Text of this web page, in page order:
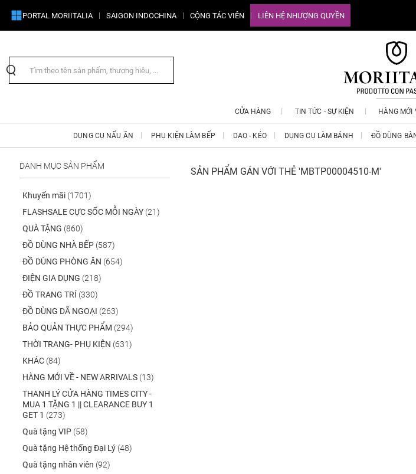
PORTAL MORIITALIA SAIGON INDOCHINA CỘNG TÁC VIÊN LIÊN HỆ NHƯỢNG QUYỀN
CỬA HÀNG TIN TỨC - SỰ KIỆN HÀNG MỚI
DỤNG CỤ NẤU ĂN PHỤ KIỆN LÀM BẾP DAO - KÉO DỤNG CỤ LÀM BÁNH ĐỒ DÙNG
DANH MỤC SẢN PHẨM
Khuyến mãi (1701)
FLASHSALE CỰC SỐC MỖI NGÀY (21)
QUÀ TẶNG (860)
ĐỒ DÙNG NHÀ BẾP (587)
ĐỒ DÙNG PHÒNG ĂN (654)
ĐIỆN GIA DỤNG (218)
ĐỒ TRANG TRÍ (330)
ĐỒ DÙNG DÃ NGOẠI (263)
BẢO QUẢN THỰC PHẨM (294)
THỜI TRANG- PHỤ KIỆN (631)
KHÁC (84)
HÀNG MỚI VỀ - NEW ARRIVALS (13)
THANH LÝ CỬA HÀNG TIMES CITY -
MUA 1 TẶNG 1 || CLEARANCE BUY 1
GET 1 (273)
Quà tặng VIP (58)
Quà tặng Hệ thống Đại Lý (48)
Quà tặng nhân viên (92)
SẢN PHẨM GÁN VỚI THẺ 'MBTP00004510-M'